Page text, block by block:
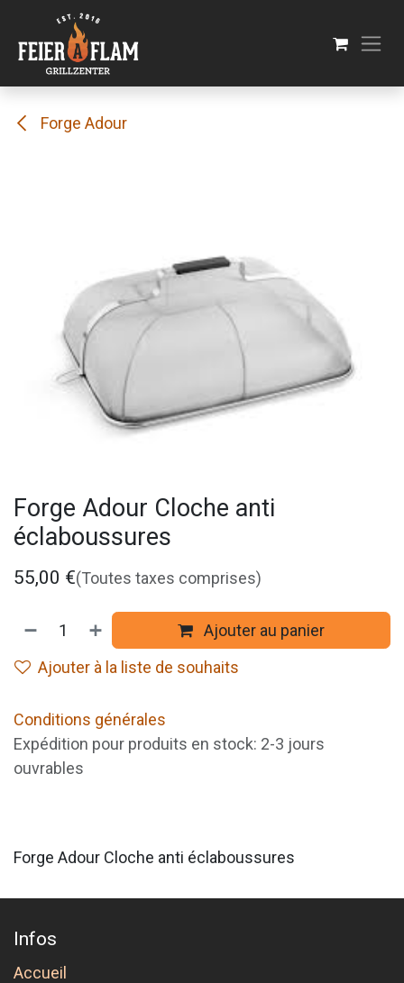
Se rendre au contenu
Forge Adour
Forge Adour Cloche anti
éclaboussures
55,00 €(Toutes taxes comprises)
Ajouter au panier
Ajouter à la liste de souhaits
Conditions générales
Expédition pour produits en stock: 2-3 jours
ouvrables
Forge Adour Cloche anti éclaboussures
Infos
Accueil